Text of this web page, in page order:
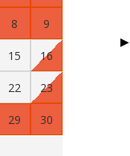
8 9
15 16
22 23
29 30
▶